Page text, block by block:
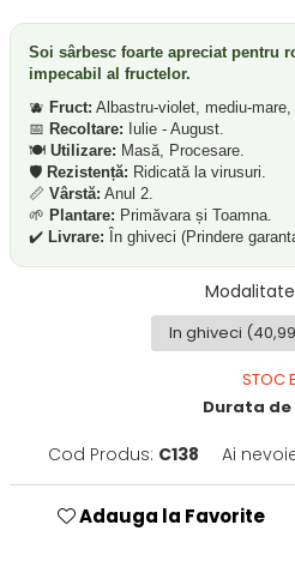
Soi sârbesc foarte apreciat pentru
impecabil al fructelor.
🫐 Fruct: Albastru-violet, mediu-
📅 Recoltare: Iulie - August.
🍽️ Utilizare: Masă, Procesare.
🛡️ Rezistență: Ridicată la virusuri.
📏 Vârstă: Anul 2.
🌱 Plantare: Primăvara și Toamna.
✔️ Livrare: În ghiveci (Prindere
STOC
Durata
Cod Produs: C138 Ai
Adauga la Favorite